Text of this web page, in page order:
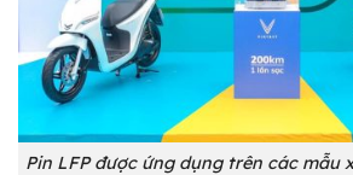
Pin LFP được ứng dụng trên các mẫu